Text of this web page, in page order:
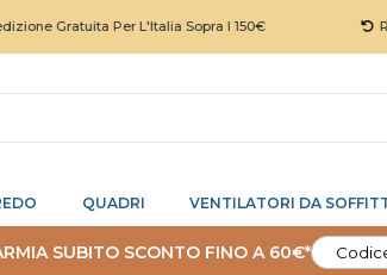
Per L'Italia Sopra I 150€ Reso 30
QUADRI VENTILATORI DA
SUBITO SCONTO FINO A 60€*